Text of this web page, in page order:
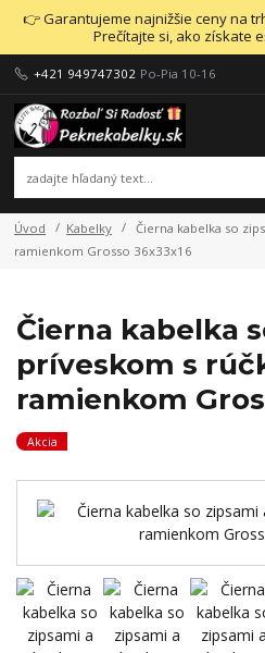
👉 Garantujeme najnižšie ceny na
Prečítajte si, ako získate
+421 949747302 Po-Pia 10-16
Úvod Kabelky
Čierna kabelka so
ramienkom Grosso 36x33x16
Čierna kabelka
príveskom s
ramienkom
Akcia